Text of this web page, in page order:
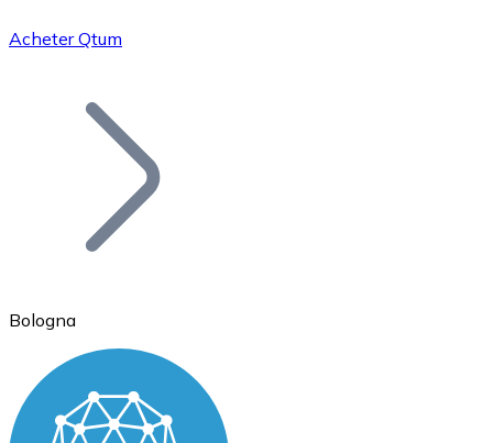
Bitcoin
Ethereum
Acheter Qtum
Bologna